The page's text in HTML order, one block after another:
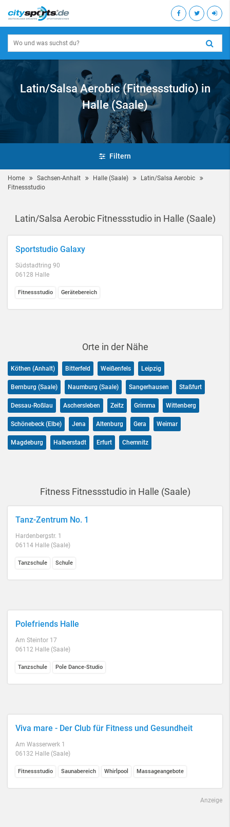
Latin/Salsa Aerobic (Fitnessstudio) in
Halle (Saale)
Filtern
Home Sachsen-Anhalt Halle (Saale)
Latin/Salsa Aerobic
Fitnessstudio
Latin/Salsa Aerobic Fitnessstudio in Halle (Saale)
Sportstudio Galaxy
Südstadtring 90
06128 Halle
Fitnessstudio Gerätebereich
Orte in der Nähe
Köthen (Anhalt) Bitterfeld Weißenfels Leipzig
Bernburg (Saale) Naumburg (Saale) Sangerhausen Staßfurt
Dessau-Roßlau Aschersleben Zeitz Grimma Wittenberg
Schönebeck (Elbe) Jena Altenburg Gera Weimar
Magdeburg Halberstadt Erfurt Chemnitz
Fitness Fitnessstudio in Halle (Saale)
Tanz-Zentrum No. 1
Hardenbergstr. 1
06114 Halle (Saale)
Tanzschule Schule
Polefriends Halle
Am Steintor 17
06112 Halle (Saale)
Tanzschule Pole Dance-Studio
Viva mare - Der Club für Fitness und Gesundheit
Am Wasserwerk 1
06132 Halle (Saale)
Fitnessstudio Saunabereich Whirlpool Massageangebote
Anzeige